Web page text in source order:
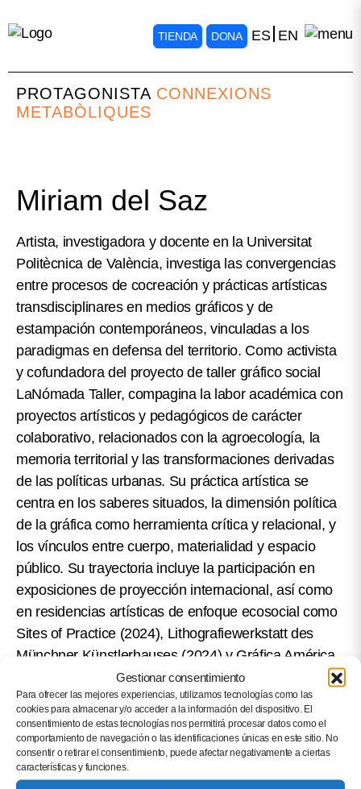
Gestionar consentimiento
Para ofrecer las mejores experiencias, utilizamos tecnologías como las
cookies para almacenar y/o acceder a la información del dispositivo. El
consentimiento de estas tecnologías nos permitirá procesar datos como el
comportamiento de navegación o las identificaciones únicas en este sitio. No
consentir o retirar el consentimiento, puede afectar negativamente a ciertas
características y funciones.
TIENDA DONA ES EN
PROTAGONISTA CONNEXIONS
METABÒLIQUES
Miriam del Saz
Artista, investigadora y docente en la Universitat
Politècnica de València, investiga las convergencias
entre procesos de cocreación y prácticas artísticas
transdisciplinares en medios gráficos y de
estampación contemporáneos, vinculadas a los
paradigmas en defensa del territorio. Como activista
y cofundadora del proyecto de taller gráfico social
LaNómada Taller, compagina la labor académica con
proyectos artísticos y pedagógicos de carácter
colaborativo, relacionados con la agroecología, la
memoria territorial y las transformaciones derivadas
de las políticas urbanas. Su práctica artística se
centra en los saberes situados, la dimensión política
de la gráfica como herramienta crítica y relacional, y
los vínculos entre cuerpo, materialidad y espacio
público. Su trayectoria incluye la participación en
exposiciones de proyección internacional, así como
en residencias artísticas de enfoque ecosocial como
Sites of Practice (2024), Lithografiewerkstatt des
Münchner Künstlerhauses (2024) y Gráfica América,
Museum of Latin American Art (2019). Es
cofundadora del colectivo artístico Cuerpoterritorio.
PERFIL Mediadoras/es
PROYECTO Connexions Metabòliques